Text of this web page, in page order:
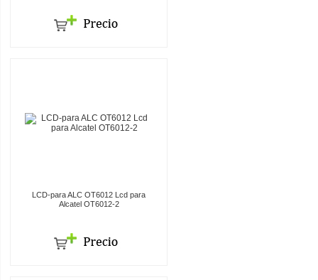
LCD-para ALC OT6012 Lcd para
Alcatel OT6012-2